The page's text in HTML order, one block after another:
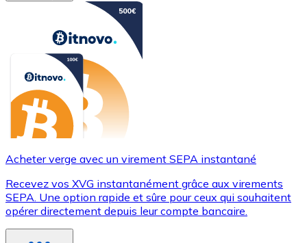
Acheter verge avec un virement SEPA instantané
Recevez vos XVG instantanément grâce aux virements
SEPA. Une option rapide et sûre pour ceux qui souhaitent
opérer directement depuis leur compte bancaire.